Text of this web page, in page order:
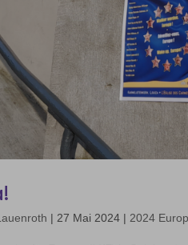
|27 Mai 2024 |2024